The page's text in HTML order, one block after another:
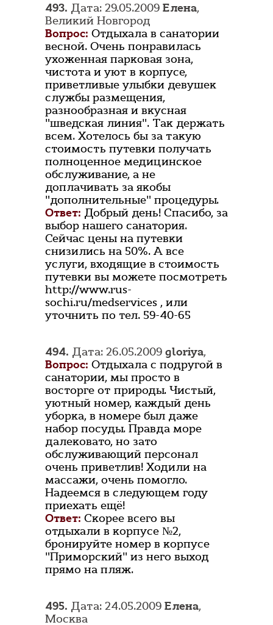
493. Дата: 29.05.2009 Елена,
Великий Новгород
Вопрос: Отдыхала в санатории
весной. Очень понравилась
ухоженная парковая зона,
чистота и уют в корпусе,
приветливые улыбки девушек
службы размещения,
разнообразная и вкусная
"шведская линия". Так держать
всем. Хотелось бы за такую
стоимость путевки получать
полноценное медицинское
обслуживание, а не
доплачивать за якобы
"дополнительные" процедуры.
Ответ: Добрый день! Спасибо, за
выбор нашего санатория.
Сейчас цены на путевки
снизились на 50%. А все
услуги, входящие в стоимость
путевки вы можете посмотреть
http://www.rus-
sochi.ru/medservices , или
уточнить по тел. 59-40-65
494. Дата: 26.05.2009 gloriya,
Вопрос: Отдыхала с подругой в
санатории, мы просто в
восторге от природы. Чистый,
уютный номер, каждый день
уборка, в номере был даже
набор посуды. Правда море
далековато, но зато
обслуживающий персонал
очень приветлив! Ходили на
массажи, очень помогло.
Надеемся в следующем году
приехать ещё!
Ответ: Скорее всего вы
отдыхали в корпусе №2,
бронируйте номер в корпусе
"Приморский" из него выход
прямо на пляж.
495. Дата: 24.05.2009 Елена,
Москва